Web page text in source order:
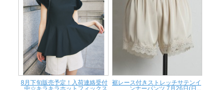
8月下旬販売予定！入荷連絡受付
裾レース付きストレッチサテンイ